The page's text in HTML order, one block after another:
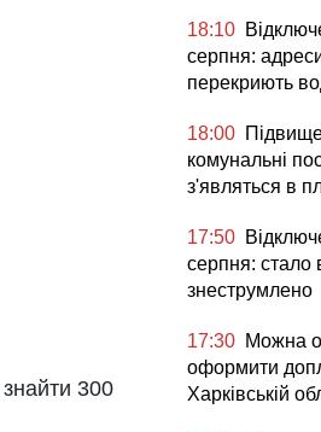
300
18:10
серпня:
перекриють
18:00
комунальні
з'являться в
17:50
серпня: стало
знеструмлено
17:30 Можна
оформити
Харківській